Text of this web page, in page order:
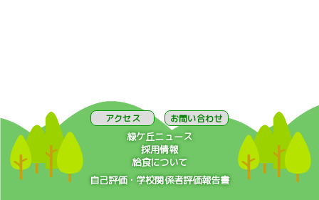
アクセス お問い合わせ
緑ケ丘ニュース
採用情報
給食について
自己評価・学校関係者評価報告書